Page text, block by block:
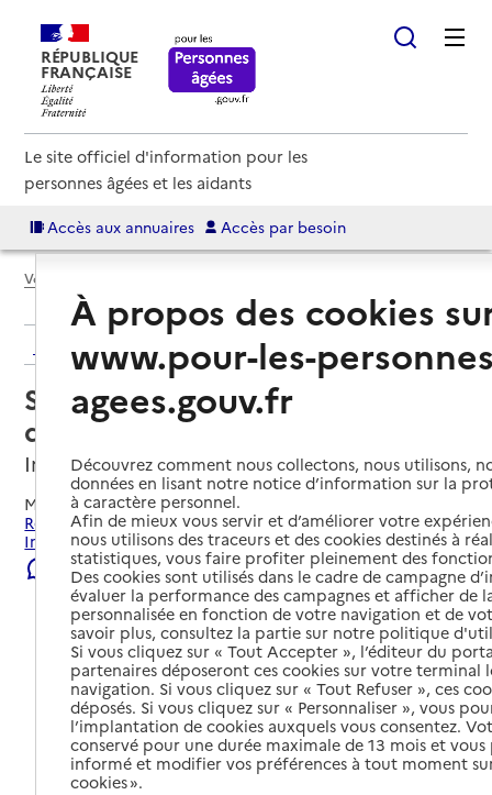
RÉPUBLIQUE
FRANÇAISE
Le site officiel d'information pour les
personnes âgées et les aidants
Accès aux annuaires Accès par besoin
Voir le fil d’Ariane
Retour aux résultats de l'annuaire
Service de soins infirmiers à
domicile – SSIAD
Imphy, NIEVRE
Mis à jour le07/08/2026
Rechercher les établissements et services autour de
Imphy.
Signaler une erreur
À propos des cookies
www.pour-les-
agees.gouv.fr
Découvrez comment nous collectons, nous utilisons,
données en lisant notre notice d’information sur la
à caractère personnel.
Afin de mieux vous servir et d’améliorer votre
nous utilisons des traceurs et des cookies destinés à
statistiques, vous faire profiter pleinement des
Des cookies sont utilisés dans le cadre de campagne
évaluer la performance des campagnes et afficher de
personnalisée en fonction de votre navigation et de
savoir plus, consultez la partie sur notre politique
Si vous cliquez sur « Tout Accepter », l’éditeur du
partenaires déposeront ces cookies sur votre terminal
navigation. Si vous cliquez sur « Tout Refuser », ces
déposés. Si vous cliquez sur « Personnaliser », vous
l’implantation de cookies auxquels vous consentez.
conservé pour une durée maximale de 13 mois et
informé et modifier vos préférences à tout moment
cookies ».